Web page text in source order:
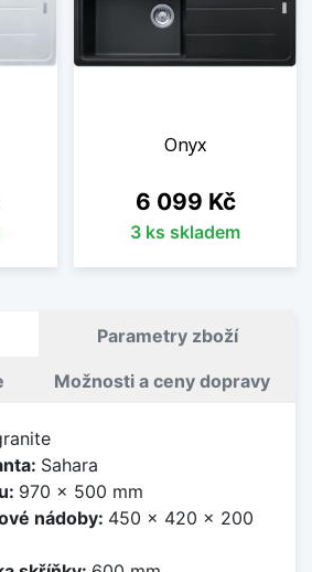
Onyx
Cena
6 099 Kč
3 ks skladem
Parametry zboží
Možnosti a ceny dopravy
Sahara
970 x 500 mm
nádoby: 450 x 420 x 200